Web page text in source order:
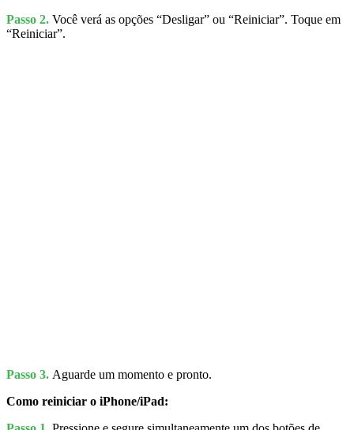
Passo 2. Você verá as opções “Desligar” ou “Reiniciar”. Toque em
“Reiniciar”.
Passo 3. Aguarde um momento e pronto.
Como reiniciar o iPhone/iPad: